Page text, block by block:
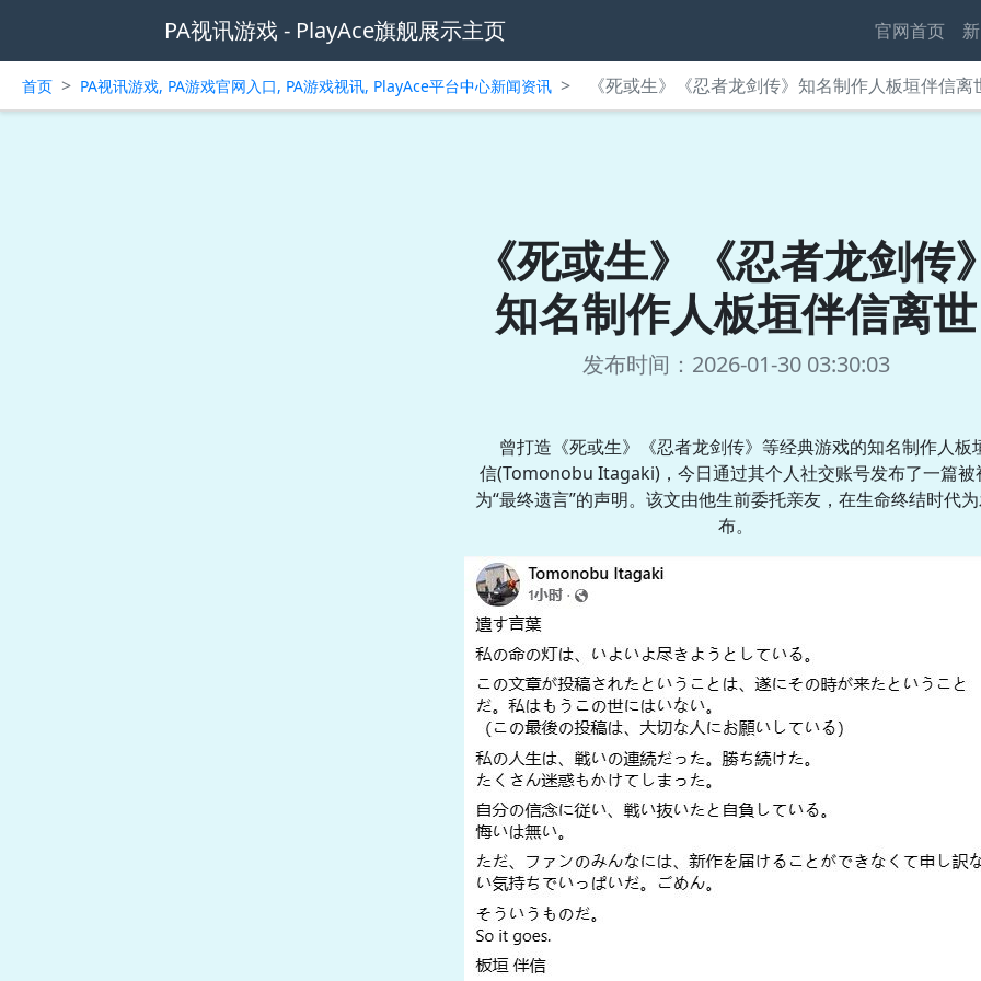
PA视讯游戏 - PlayAce旗舰展示主页 官网首页
首页 > PA视讯游戏, PA游戏官网入口, PA游戏视讯, PlayAce平台中心新闻资讯 > 《死或生》《忍者龙剑传》知名制作人板垣伴信离
《死或生》《忍者龙剑传
知名制作人板垣伴信离世
发布时间：2026-01-30 03:30:03
曾打造《死或生》《忍者龙剑传》等经典游戏的知名制作人板
信(Tomonobu Itagaki)，今日通过其个人社交账号发布了一篇被
为“最终遗言”的声明。该文由他生前委托亲友，在生命终结时代
布。